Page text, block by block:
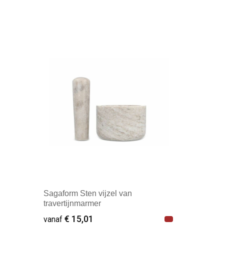
Sagaform Sten vijzel van
travertijnmarmer
vanaf € 15,01